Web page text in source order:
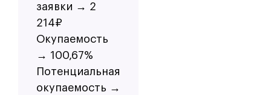
заявки → 2
214₽
Окупаемость
→ 100,67%
Потенциальная
окупаемость →